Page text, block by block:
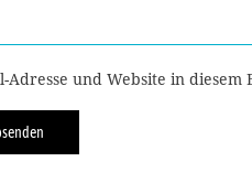
Adresse und Website in